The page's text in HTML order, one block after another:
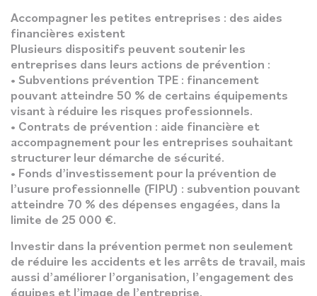
Accompagner les petites entreprises : des aides
financières existent
Plusieurs dispositifs peuvent soutenir les
entreprises dans leurs actions de prévention :
• Subventions prévention TPE : financement
pouvant atteindre 50 % de certains équipements
visant à réduire les risques professionnels.
• Contrats de prévention : aide financière et
accompagnement pour les entreprises souhaitant
structurer leur démarche de sécurité.
• Fonds d’investissement pour la prévention de
l’usure professionnelle (FIPU) : subvention pouvant
atteindre 70 % des dépenses engagées, dans la
limite de 25 000 €.
Investir dans la prévention permet non seulement
de réduire les accidents et les arrêts de travail, mais
aussi d’améliorer l’organisation, l’engagement des
équipes et l’image de l’entreprise.